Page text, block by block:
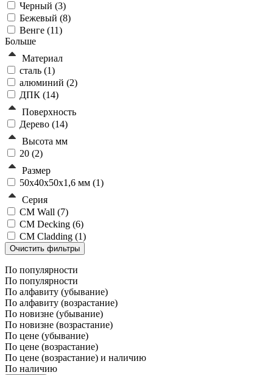
Черный (3)
Бежевый (8)
Венге (11)
Больше
Материал
сталь (1)
алюминий (2)
ДПК (14)
Поверхность
Дерево (14)
Высота мм
20 (2)
Размер
50х40х50х1,6 мм (1)
Серия
CM Wall (7)
CM Decking (6)
CM Cladding (1)
По популярности
По популярности
По алфавиту (убывание)
По алфавиту (возрастание)
По новизне (убывание)
По новизне (возрастание)
По цене (убывание)
По цене (возрастание)
По цене (возрастание) и наличию
По наличию